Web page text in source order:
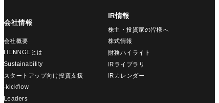
会社情報
会社概要
HENNGEとは
Sustainability
スタートアップ向け投資支援
-kickflow
Leaders
IR情報
株主・投資家の皆様へ
株式情報
財務ハイライト
IRライブラリ
IRカレンダー